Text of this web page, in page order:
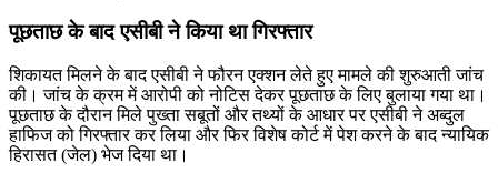
पूछताछ के बाद एसीबी ने किया था गिरफ्तार
शिकायत मिलने के बाद एसीबी ने फौरन एक्शन लेते हुए मामले की शुरुआती जांच
की। जांच के क्रम में आरोपी को नोटिस देकर पूछताछ के लिए बुलाया गया था।
पूछताछ के दौरान मिले पुख्ता सबूतों और तथ्यों के आधार पर एसीबी ने अब्दुल
हाफिज को गिरफ्तार कर लिया और फिर विशेष कोर्ट में पेश करने के बाद न्यायिक
हिरासत (जेल) भेज दिया था।